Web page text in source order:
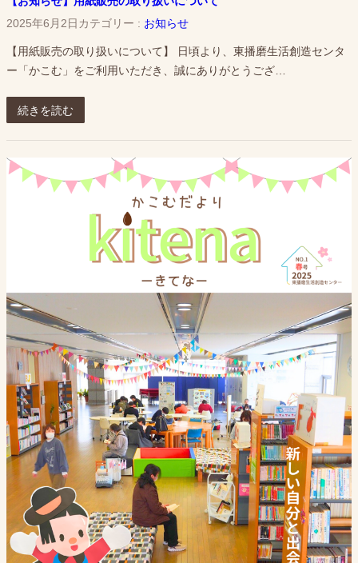
2025年6月2日 カテゴリー : お知らせ
【用紙販売の取り扱いについて】 日頃より、東播磨生活創造センタ
ー「かこむ」をご利用いただき、誠にありがとうござ…
続きを読む